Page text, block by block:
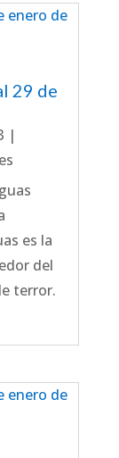
29 de
|
es la
del
terror.